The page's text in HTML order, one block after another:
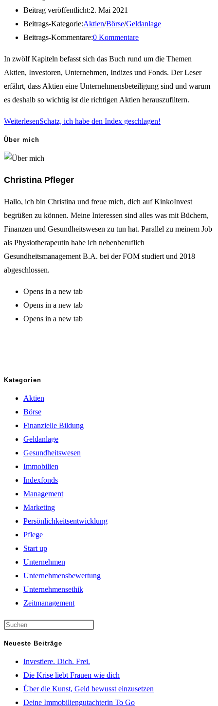
Beitrag veröffentlicht:2. Mai 2021
Beitrags-Kategorie:Aktien/Börse/Geldanlage
Beitrags-Kommentare:0 Kommentare
In zwölf Kapiteln befasst sich das Buch rund um die Themen
Aktien, Investoren, Unternehmen, Indizes und Fonds. Der Leser
erfährt, dass Aktien eine Unternehmensbeteiligung sind und warum
es deshalb so wichtig ist die richtigen Aktien herauszufiltern.
WeiterlesenSchatz, ich habe den Index geschlagen!
Über mich
Christina Pfleger
Hallo, ich bin Christina und freue mich, dich auf KinkoInvest
begrüßen zu können. Meine Interessen sind alles was mit Büchern,
Finanzen und Gesundheitswesen zu tun hat. Parallel zu meinem Job
als Physiotherapeutin habe ich nebenberuflich
Gesundheitsmanagement B.A. bei der FOM studiert und 2018
abgeschlossen.
Opens in a new tab
Opens in a new tab
Opens in a new tab
Kategorien
Aktien
Börse
Finanzielle Bildung
Geldanlage
Gesundheitswesen
Immobilien
Indexfonds
Management
Marketing
Persönlichkeitsentwicklung
Pflege
Start up
Unternehmen
Unternehmensbewertung
Unternehmensethik
Zeitmanagement
Neueste Beiträge
Investiere. Dich. Frei.
Die Krise liebt Frauen wie dich
Über die Kunst, Geld bewusst einzusetzen
Deine Immobiliengutachterin To Go